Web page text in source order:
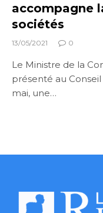
accompagne
sociétés
13/05/2021 0
Le Ministre de la
présenté au
mai, une…